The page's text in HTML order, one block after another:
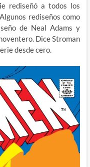
rediseñó a todos los
rediseños como
de Neal Adams y
Dice Stroman
desde cero.